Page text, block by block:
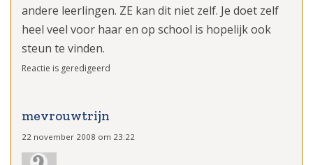
andere leerlingen. ZE kan dit niet zelf. Je doet zelf
heel veel voor haar en op school is hopelijk ook
steun te vinden.
Reactie is geredigeerd
mevrouwtrijn
22 november 2008 om 23:22